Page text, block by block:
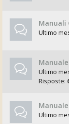
Manuali
Ultimo
Ultimo
Risposte:
Ultimo